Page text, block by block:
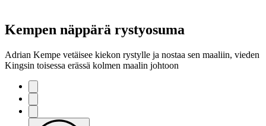
Kempen näppärä rystyosuma
Adrian Kempe vetäisee kiekon rystylle ja nostaa sen maaliin, vieden
Kingsin toisessa erässä kolmen maalin johtoon